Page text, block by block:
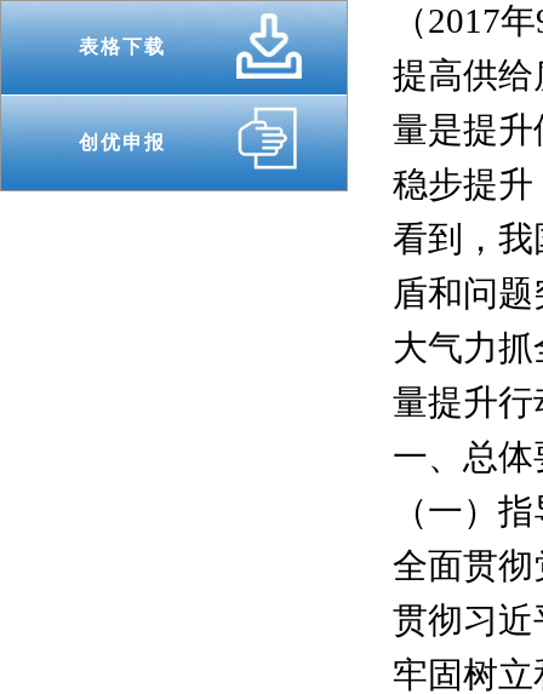
表格下载
创优申报
（2017
提高供
量是提
稳步提
看到，
盾和问
大气力
量提升
一、总体
（一）
全面贯
贯彻习
牢固树立